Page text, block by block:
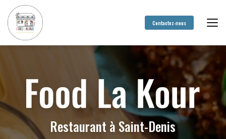
au
contenu
principal
Contactez-nous
Restaurant à Saint-Denis